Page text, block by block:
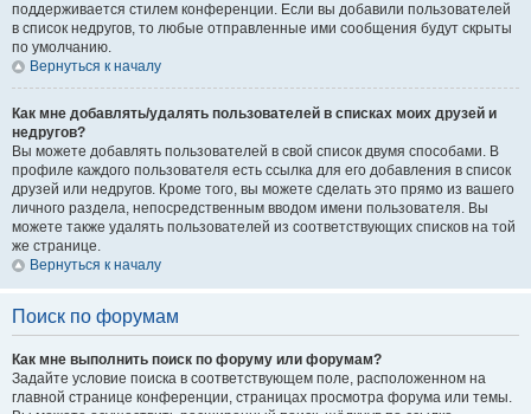
поддерживается стилем конференции. Если вы добавили пользователей
в список недругов, то любые отправленные ими сообщения будут скрыты
по умолчанию.
Вернуться к началу
Как мне добавлять/удалять пользователей в списках моих друзей и
недругов?
Вы можете добавлять пользователей в свой список двумя способами. В
профиле каждого пользователя есть ссылка для его добавления в список
друзей или недругов. Кроме того, вы можете сделать это прямо из вашего
личного раздела, непосредственным вводом имени пользователя. Вы
можете также удалять пользователей из соответствующих списков на той
же странице.
Вернуться к началу
Поиск по форумам
Как мне выполнить поиск по форуму или форумам?
Задайте условие поиска в соответствующем поле, расположенном на
главной странице конференции, страницах просмотра форума или темы.